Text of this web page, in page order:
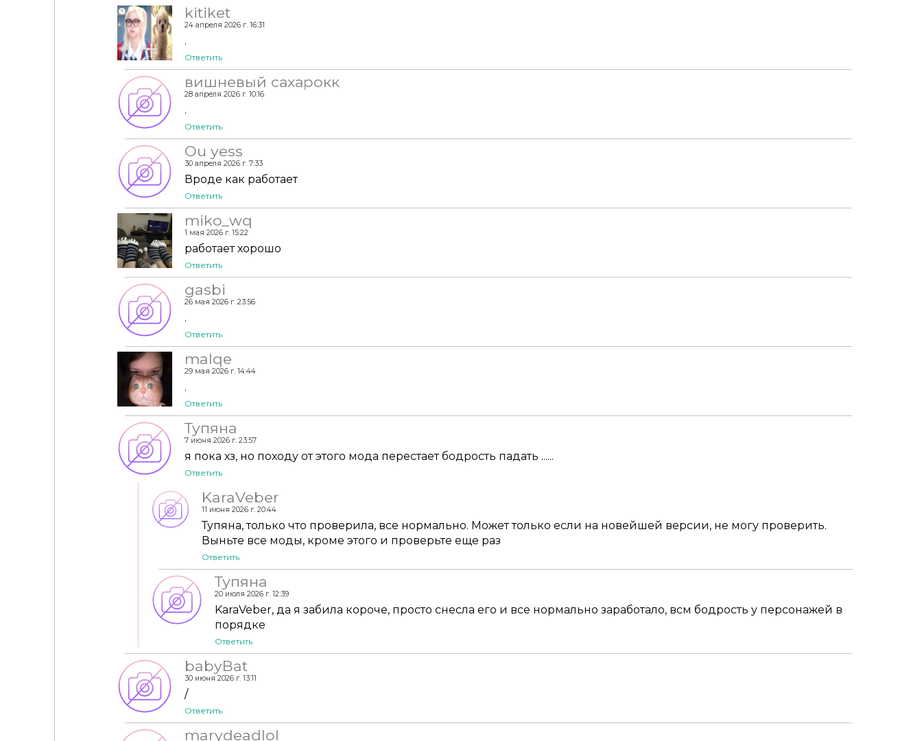
Мод "Религии и культы или Rambunctious Religions"- для
Симс 4
kitiket
24 апреля 2026 г. 16:31
.
Ответить
вишневый сахарокк
28 апреля 2026 г. 10:16
.
Ответить
Ou yess
30 апреля 2026 г. 7:33
Вроде как работает
Ответить
miko_wq
1 мая 2026 г. 15:22
работает хорошо
Ответить
gasbi
26 мая 2026 г. 23:56
.
Ответить
malqe
29 мая 2026 г. 14:44
.
Ответить
Тупяна
7 июня 2026 г. 23:57
я пока хз, но походу от этого мода перестает бодрость падать ......
Ответить
KaraVeber
11 июня 2026 г. 20:44
Тупяна, только что проверила, все нормально. Может только если на новейшей версии, не могу проверить.
Выньте все моды, кроме этого и проверьте еще раз
Ответить
Тупяна
20 июля 2026 г. 12:39
KaraVeber, да я забила короче, просто снесла его и все нормально заработало, всм бодрость у персонажей в
порядке
Ответить
babyBat
30 июня 2026 г. 13:11
/
Ответить
marydeadlol